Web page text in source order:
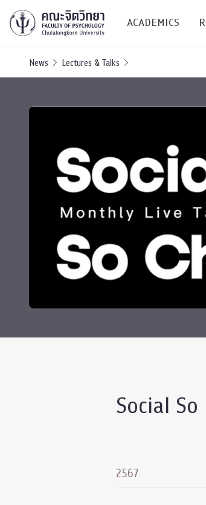
ACADEMICS
Bachelor
(B.Sc.)
Current
News Lectures & Talks
Social
2567